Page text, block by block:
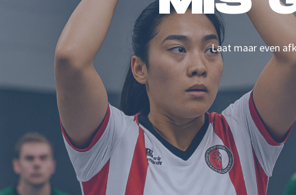
Laat maar even